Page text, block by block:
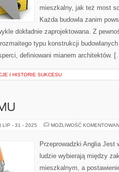
mieszkalny, jak też most
Każda budowla zanim
dokładnie zaprojektowana. Z
typu konstrukcji
definiowani mianem architektów.
I HISTORIE SUKCESU
LIP - 31 - 2025 MOŻLIWOŚĆ
Przeprowadzki Anglia Jest
ludzie wybierają między
mieszkalnym, a